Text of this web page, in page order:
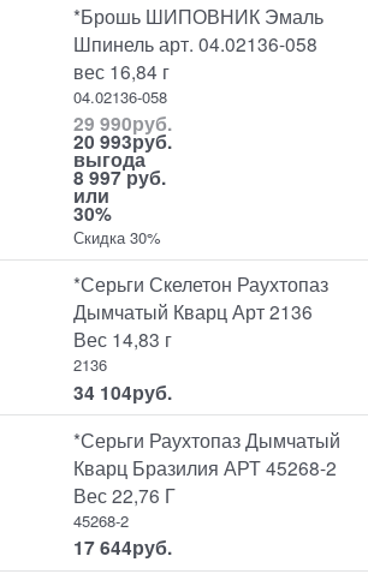
*Брошь ШИПОВНИК Эмаль
Шпинель арт. 04.02136-058
вес 16,84 г
04.02136-058
29 990руб.
20 993руб.
выгода
8 997 руб.
или
30%
Скидка 30%
*Серьги Скелетон Раухтопаз
Дымчатый Кварц Арт 2136
Вес 14,83 г
2136
34 104руб.
*Серьги Раухтопаз Дымчатый
Кварц Бразилия АРТ 45268-2
Вес 22,76 Г
45268-2
17 644руб.